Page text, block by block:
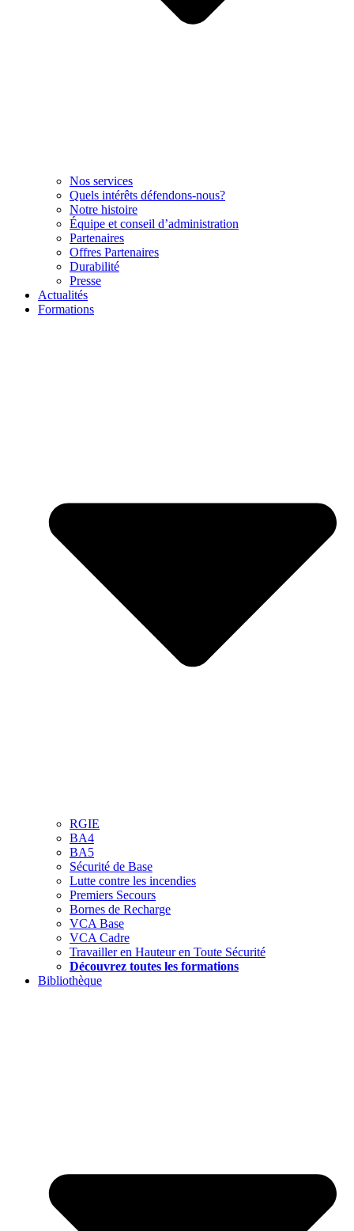
Nos services
Quels intérêts défendons-nous?
Notre histoire
Équipe et conseil d’administration
Partenaires
Offres Partenaires
Durabilité
Presse
Actualités
Formations
RGIE
BA4
BA5
Sécurité de Base
Lutte contre les incendies
Premiers Secours
Bornes de Recharge
VCA Base
VCA Cadre
Travailler en Hauteur en Toute Sécurité
Découvrez toutes les formations
Bibliothèque